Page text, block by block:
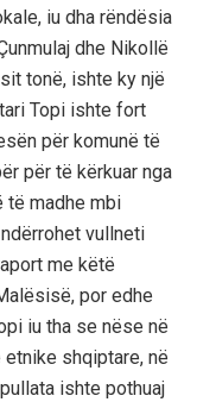
iu dha rëndësia
dhe Nikollë
tonë, ishte ky një
Topi ishte fort
për komunë të
për të kërkuar nga
të madhe mbi
vullneti
me këtë
por edhe
iu tha se nëse në
shqiptare, në
ishte pothuaj